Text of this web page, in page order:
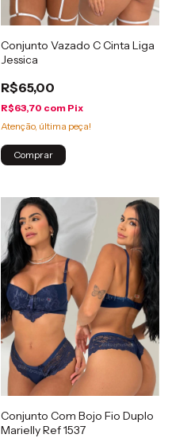
Conjunto Vazado C Cinta Liga
Jessica
R$65,00
R$63,70 com Pix
Atenção, última peça!
Comprar
Conjunto Com Bojo Fio Duplo
Marielly Ref 1537